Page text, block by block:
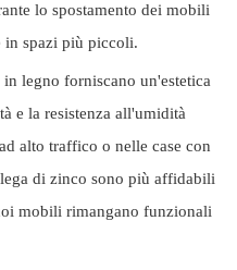
lo spostamento dei mobili
in spazi più piccoli.
in legno forniscano un'estetica
e la resistenza all'umidità
alto traffico o nelle case con
di zinco sono più affidabili
mobili rimangano funzionali